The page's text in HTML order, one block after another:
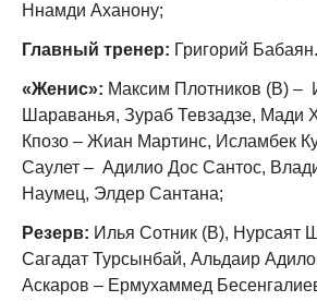
Ннамди Аханону;
Главный тренер: Григорий Бабаян.
«Женис»: Максим Плотников (В) –
Шараванья, Зураб Тевзадзе, Мади
Кпозо – Жиан Мартинс, Исламбек
Саулет​ – Адилио Дос Сантос,
Наумец, Элдер Сантана;
Резерв: Илья Сотник (В), Нурсаят
Сагадат Турсынбай, Альдаир
Аскаров – Ермухаммед